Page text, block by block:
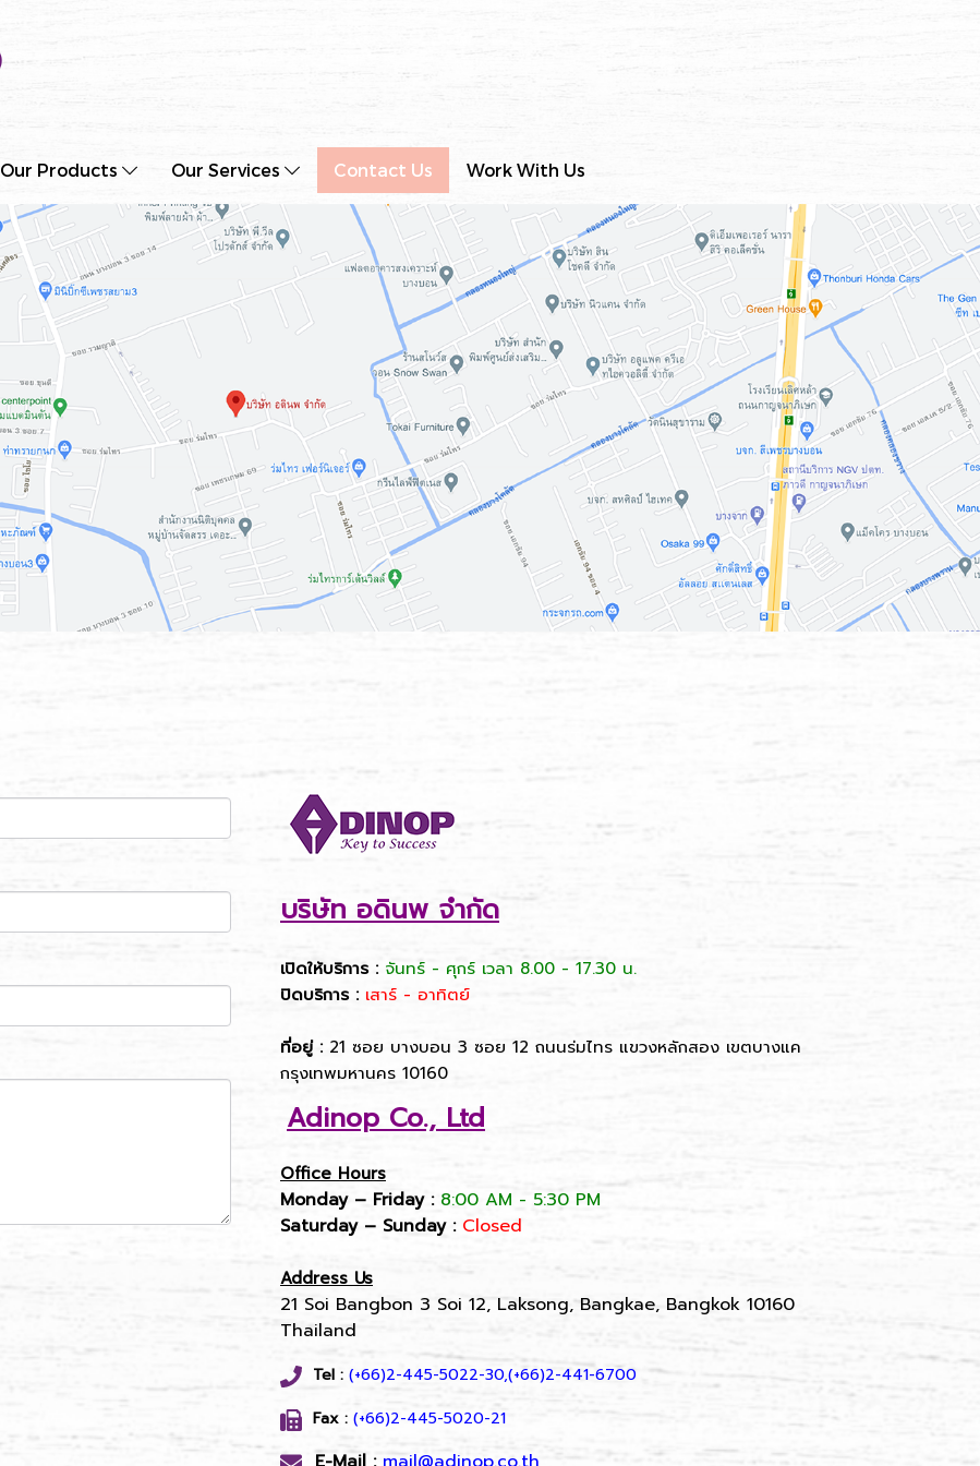
Our Products Our Services Contact Us Work With Us
บริษัท อดินพ จำกัด
เปิดให้บริการ : จันทร์ - ศุกร์ เวลา 8.00 - 17.30 น.
ปิดบริการ : เสาร์ - อาทิตย์
ที่อยู่ : 21 ซอย บางบอน 3 ซอย 12 ถนนร่มไทร แขวงหลักสอง เขตบางแค
กรุงเทพมหานคร 10160
Adinop Co., Ltd
Office Hours
Monday – Friday : 8:00 AM - 5:30 PM
Saturday – Sunday : Closed
Address Us
21 Soi Bangbon 3 Soi 12, Laksong, Bangkae, Bangkok 10160
Thailand
Tel : (+66)2-445-5022-30,(+66)2-441-6700
Fax : (+66)2-445-5020-21